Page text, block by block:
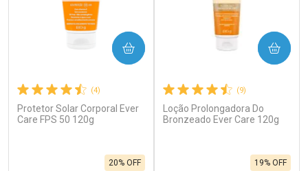
(4)
Protetor Solar Corporal Ever
Care FPS 50 120g
20% OFF
COMPRAR
(9)
Loção Prolongadora Do
Bronzeado Ever Care 120g
19% OFF
COMPRAR